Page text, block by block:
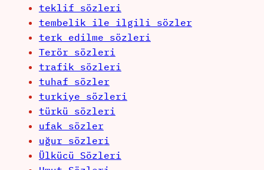
teklif sözleri
tembelik ile ilgili sözler
terk edilme sözleri
Terör sözleri
trafik sözleri
tuhaf sözler
turkiye sözleri
türkü sözleri
ufak sözler
uğur sözleri
Ülkücü Sözleri